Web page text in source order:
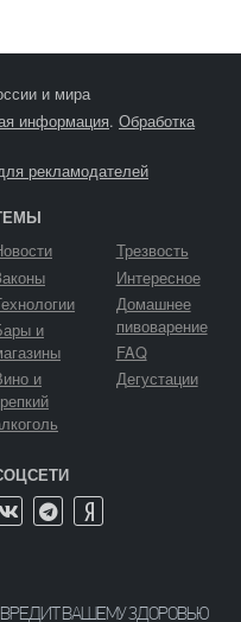
и мира
информация. Обработка
рекламодателей
и
и
Трезвость
Интересное
Домашнее
пивоварение
FAQ
Дегустации
ВАШЕМУ ЗДОРОВЬЮ